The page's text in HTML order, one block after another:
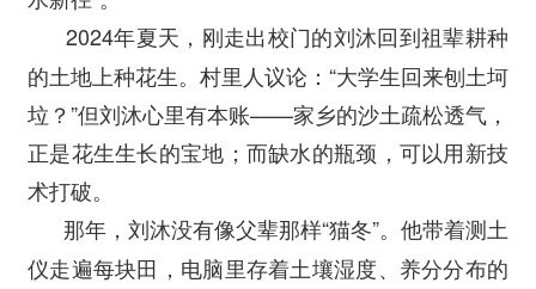
2024年夏天，刚走出校门的刘沐回到祖辈耕种
的土地上种花生。村里人议论：“大学生回来刨土坷
垃？”但刘沐心里有本账——家乡的沙土疏松透气，
正是花生生长的宝地；而缺水的瓶颈，可以用新技
术打破。
那年，刘沐没有像父辈那样“猫冬”。他带着测土
仪走遍每块田，电脑里存着土壤湿度、养分分布的